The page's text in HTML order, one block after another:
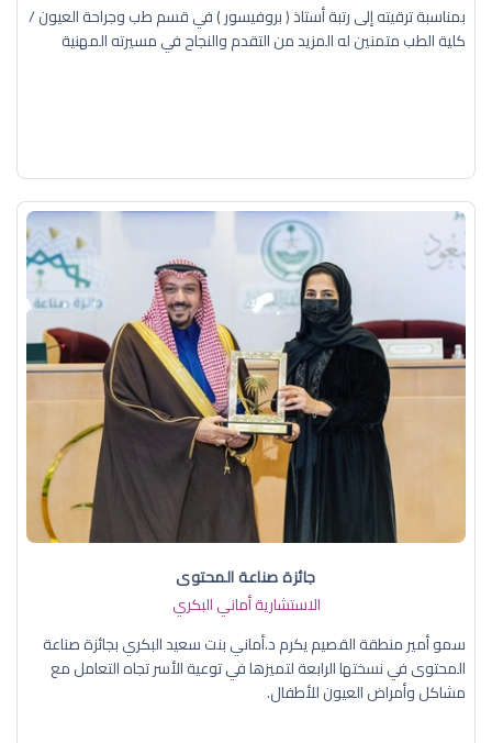
بمناسبة ترقيته إلى رتبة أستاذ ( بروفيسور ) في قسم طب وجراحة العيون /
كلية الطب متمنين له المزيد من التقدم والنجاح في مسيرته المهنية
جائزة صناعة المحتوى
الاستشارية أماني البكري
سمو أمير منطقة القصيم يكرم د.أماني بنت سعيد البكري بجائزة صناعة
المحتوى في نسختها الرابعة لتميزها في توعية الأسر تجاه التعامل مع
مشاكل وأمراض العيون للأطفال.